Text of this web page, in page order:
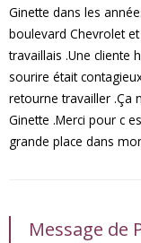
Ginette dans les
boulevard Chevrolet
travaillais .Une cliente
sourire était
retourne travailler .Ça
Ginette .Merci pour c
grande place dans
Message de